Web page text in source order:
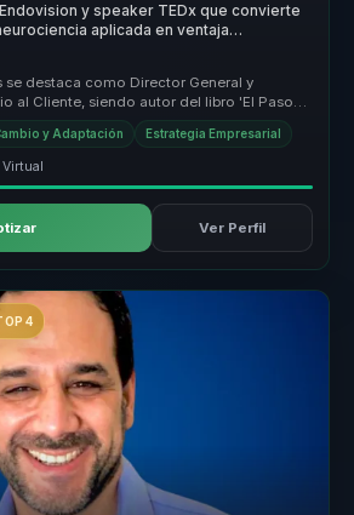
y speaker TEDx que convierte
aplicada en ventaja
se destaca como Director General y
al Cliente, siendo autor del libro 'El Paso
y Adaptación Estrategia Empresarial
Virtual
Ver Perfil
4